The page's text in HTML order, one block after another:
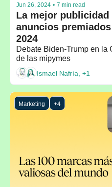
Jun 26, 2024 • 7 min read
La mejor
anuncios
2024
Debate Biden-Trump en la
de las mipymes
Ismael Nafría, +1
Marketing +4